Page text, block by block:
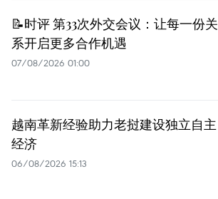
📝时评 第33次外交会议：让每一份关
系开启更多合作机遇
07/08/2026 01:00
越南革新经验助力老挝建设独立自主
经济
06/08/2026 15:13